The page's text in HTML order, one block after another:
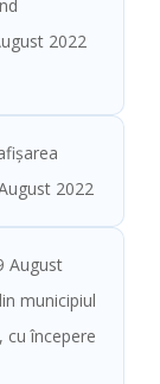
2022
2022
August
municipiul
cu începere